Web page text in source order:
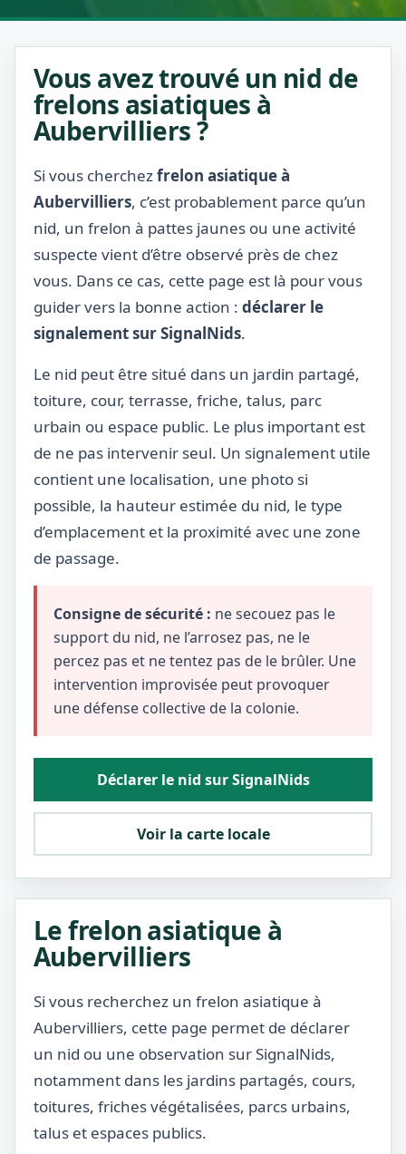
Vous avez trouvé un nid de
frelons asiatiques à
Aubervilliers ?
Si vous cherchezfrelon asiatique à
Aubervilliers, c’est probablement parce qu’un
nid, un frelon à pattes jaunes ou une activité
suspecte vient d’être observé près de chez
vous. Dans ce cas, cette page est là pour vous
guider vers la bonne action : déclarer le
signalement sur SignalNids.
Le nid peut être situé dans un jardin partagé,
toiture, cour, terrasse, friche, talus, parc
urbain ou espace public. Le plus important est
de ne pas intervenir seul. Un signalement utile
contient une localisation, une photo si
possible, la hauteur estimée du nid, le type
d’emplacement et la proximité avec une zone
de passage.
Consigne de sécurité : ne secouez pas le
support du nid, ne l’arrosez pas, ne le
percez pas et ne tentez pas de le brûler. Une
intervention improvisée peut provoquer
une défense collective de la colonie.
Déclarer le nid sur SignalNids
Voir la carte locale
Le frelon asiatique à
Aubervilliers
Si vous recherchez un frelon asiatique à
Aubervilliers, cette page permet de déclarer
un nid ou une observation sur SignalNids,
notamment dans les jardins partagés, cours,
toitures, friches végétalisées, parcs urbains,
talus et espaces publics.